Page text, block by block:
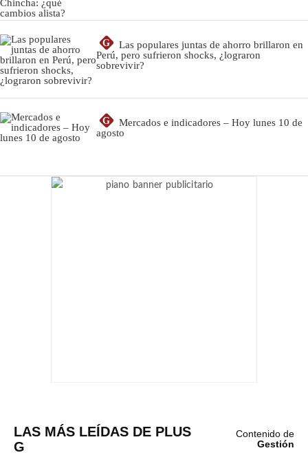
G
Las populares juntas de ahorro brillaron en
Perú, pero sufrieron shocks, ¿lograron
sobrevivir?
G
Mercados e indicadores – Hoy lunes 10 de
agosto
LAS MÁS LEÍDAS DE PLUS
G
Contenido de
Gestión